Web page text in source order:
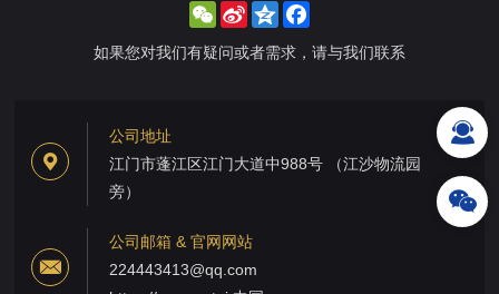
WeChat
Sina
Weibo
Qzone
如果您对我们有疑问或者需求，请与我们联系
公司地址
江门市蓬江区江门大道中988号 （江沙物流园
旁）
公司邮箱 & 官网网站
224443413@qq.com